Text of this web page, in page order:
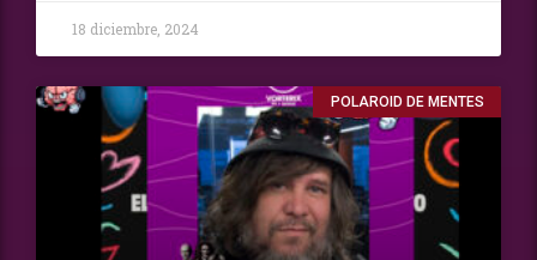
18 diciembre, 2024
POLAROID DE MENTES